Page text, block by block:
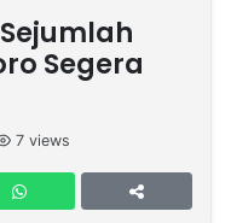
Segera
7 views